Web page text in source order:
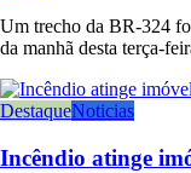
Um trecho da BR-324
da manhã desta terça-
DestaqueNoticias
Incêndio atinge